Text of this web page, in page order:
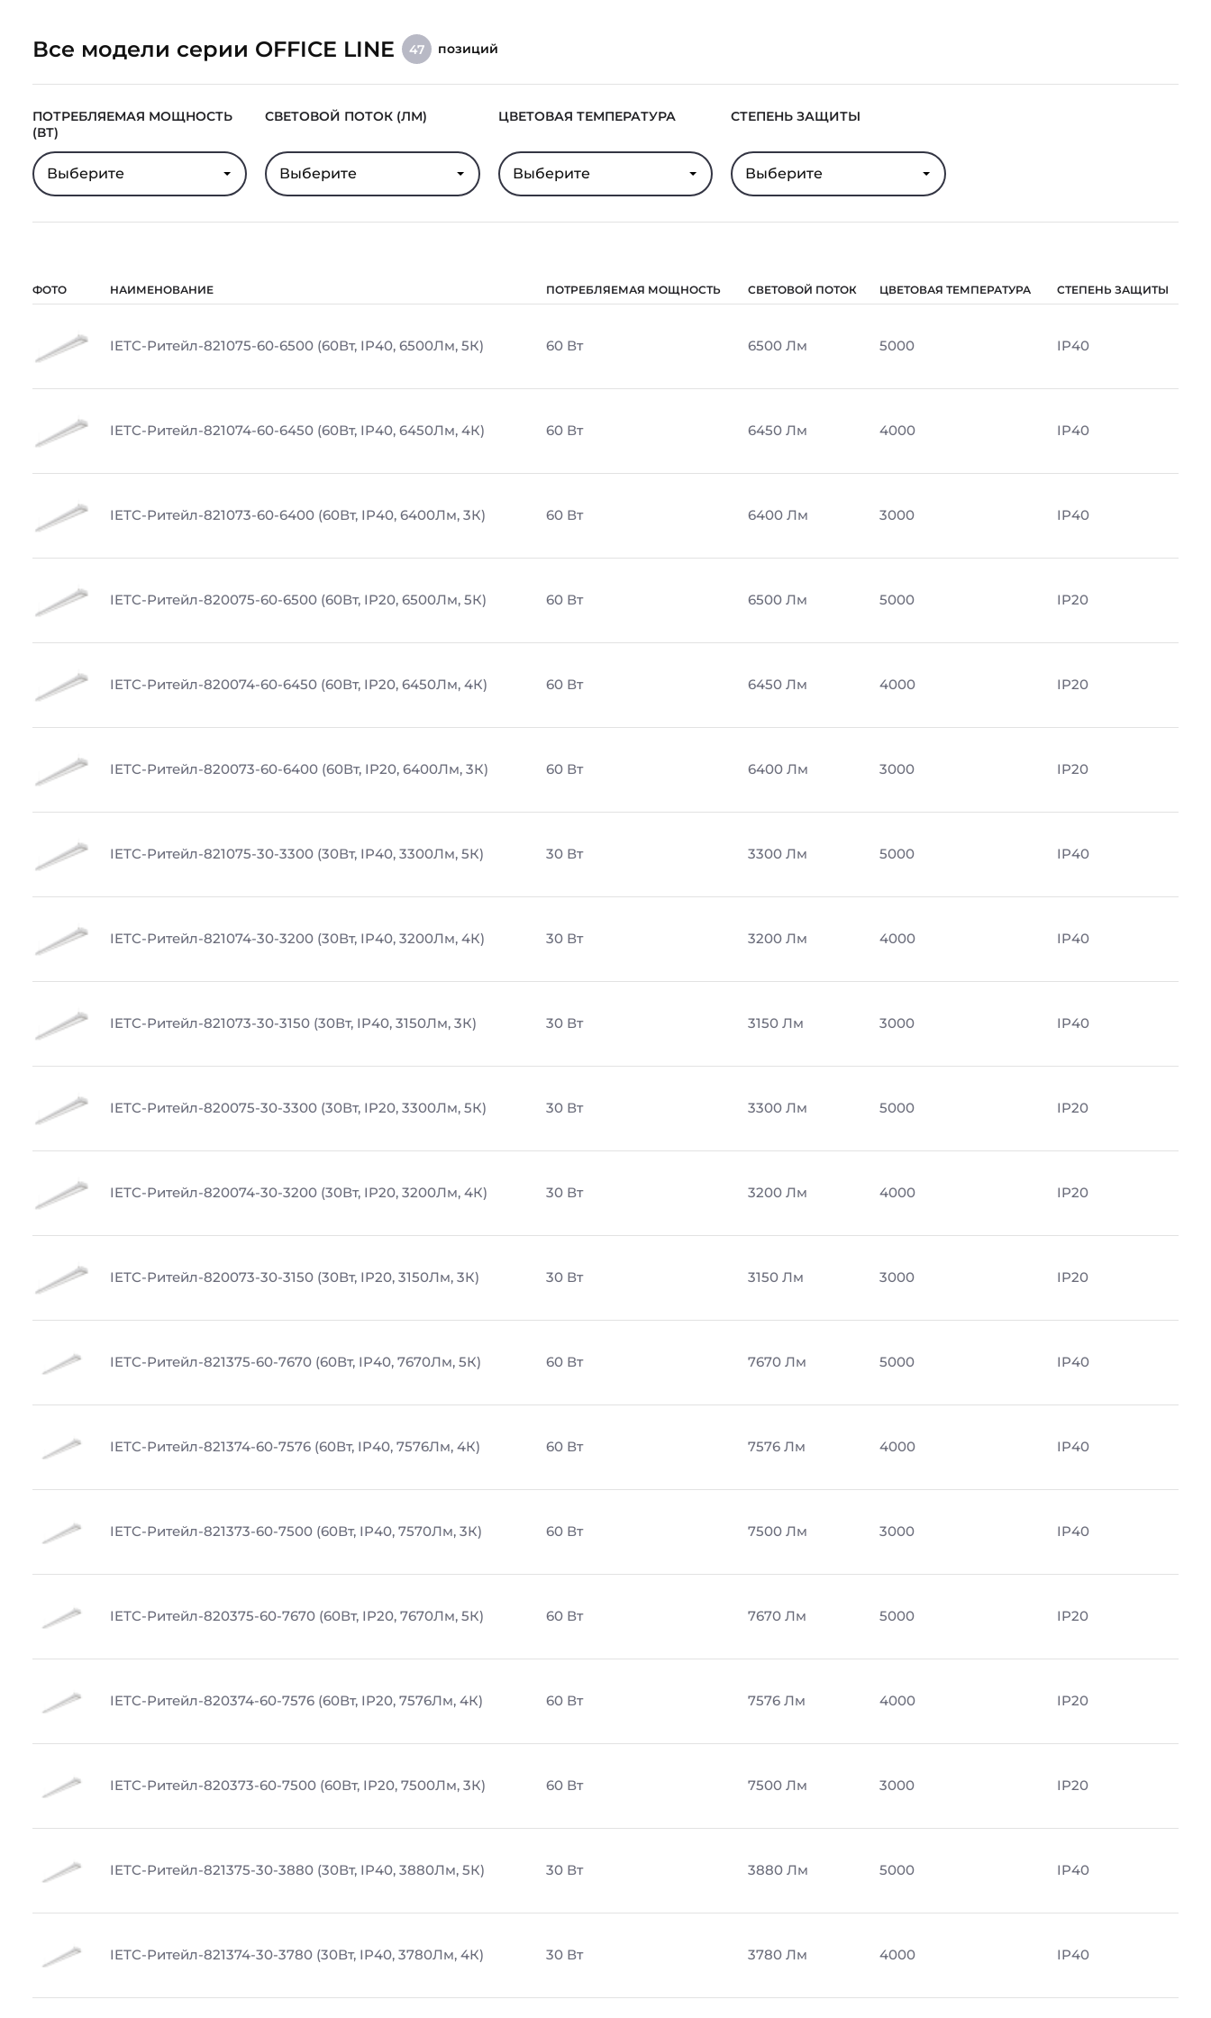
Все модели серии OFFICE LINE 47 позиций
ПОТРЕБЛЯЕМАЯ МОЩНОСТЬ
(ВТ)
Выберите
СВЕТОВОЙ ПОТОК (ЛМ)
Выберите
ЦВЕТОВАЯ ТЕМПЕРАТУРА
Выберите
СТЕПЕНЬ ЗАЩИТЫ
Выберите
ФОТО НАИМЕНОВАНИЕ ПОТРЕБЛЯЕМАЯ МОЩНОСТЬ СВЕТОВОЙ ПОТОК ЦВЕТОВАЯ ТЕМПЕРАТУРА СТЕПЕНЬ ЗАЩИТЫ
IETC-Ритейл-821075-60-6500 (60Вт, IP40, 6500Лм, 5К) 60 Вт 6500 Лм 5000 IP40
IETC-Ритейл-821074-60-6450 (60Вт, IP40, 6450Лм, 4К) 60 Вт 6450 Лм 4000 IP40
IETC-Ритейл-821073-60-6400 (60Вт, IP40, 6400Лм, 3К) 60 Вт 6400 Лм 3000 IP40
IETC-Ритейл-820075-60-6500 (60Вт, IP20, 6500Лм, 5К) 60 Вт 6500 Лм 5000 IP20
IETC-Ритейл-820074-60-6450 (60Вт, IP20, 6450Лм, 4К) 60 Вт 6450 Лм 4000 IP20
IETC-Ритейл-820073-60-6400 (60Вт, IP20, 6400Лм, 3К) 60 Вт 6400 Лм 3000 IP20
IETC-Ритейл-821075-30-3300 (30Вт, IP40, 3300Лм, 5К) 30 Вт 3300 Лм 5000 IP40
IETC-Ритейл-821074-30-3200 (30Вт, IP40, 3200Лм, 4К) 30 Вт 3200 Лм 4000 IP40
IETC-Ритейл-821073-30-3150 (30Вт, IP40, 3150Лм, 3К) 30 Вт 3150 Лм 3000 IP40
IETC-Ритейл-820075-30-3300 (30Вт, IP20, 3300Лм, 5К) 30 Вт 3300 Лм 5000 IP20
IETC-Ритейл-820074-30-3200 (30Вт, IP20, 3200Лм, 4К) 30 Вт 3200 Лм 4000 IP20
IETC-Ритейл-820073-30-3150 (30Вт, IP20, 3150Лм, 3К) 30 Вт 3150 Лм 3000 IP20
IETC-Ритейл-821375-60-7670 (60Вт, IP40, 7670Лм, 5К) 60 Вт 7670 Лм 5000 IP40
IETC-Ритейл-821374-60-7576 (60Вт, IP40, 7576Лм, 4К) 60 Вт 7576 Лм 4000 IP40
IETC-Ритейл-821373-60-7500 (60Вт, IP40, 7570Лм, 3К) 60 Вт 7500 Лм 3000 IP40
IETC-Ритейл-820375-60-7670 (60Вт, IP20, 7670Лм, 5К) 60 Вт 7670 Лм 5000 IP20
IETC-Ритейл-820374-60-7576 (60Вт, IP20, 7576Лм, 4К) 60 Вт 7576 Лм 4000 IP20
IETC-Ритейл-820373-60-7500 (60Вт, IP20, 7500Лм, 3К) 60 Вт 7500 Лм 3000 IP20
IETC-Ритейл-821375-30-3880 (30Вт, IP40, 3880Лм, 5К) 30 Вт 3880 Лм 5000 IP40
IETC-Ритейл-821374-30-3780 (30Вт, IP40, 3780Лм, 4К) 30 Вт 3780 Лм 4000 IP40